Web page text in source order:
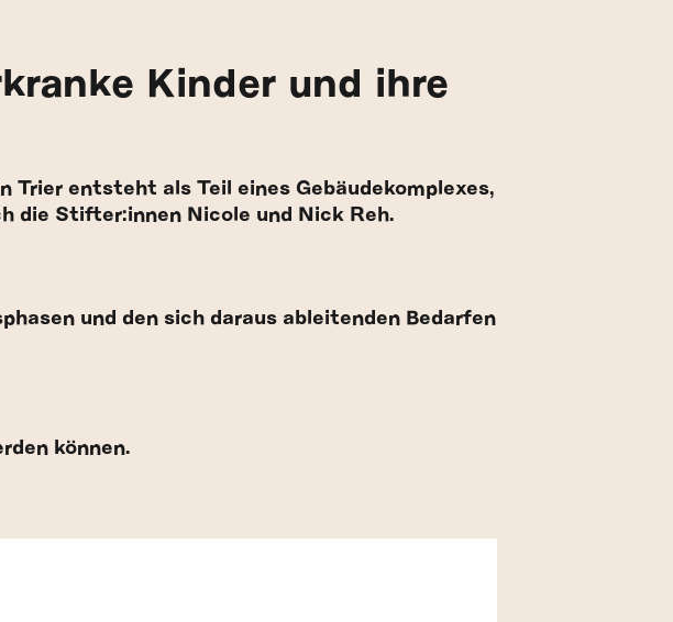
Kinder und ihre
Trier entsteht als Teil eines Gebäudekomplexes,
Stifter:innen Nicole und Nick Reh.
und den sich daraus ableitenden Bedarfen
können.